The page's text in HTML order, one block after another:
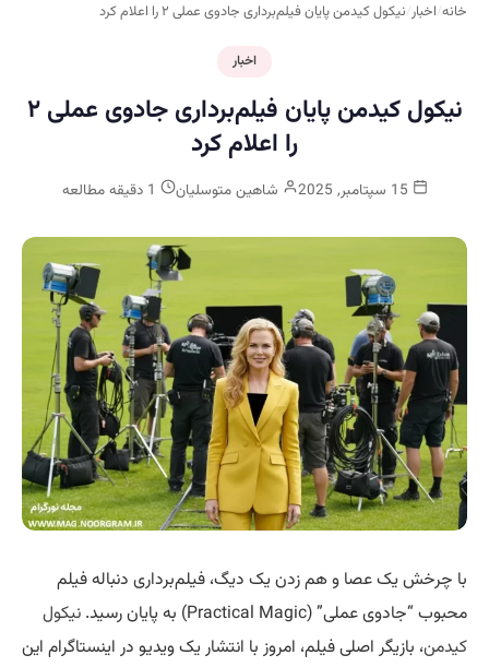
خانه/اخبار/نیکول کیدمن پایان فیلم‌برداری جادوی عملی ۲ را اعلام کرد
اخبار
نیکول کیدمن پایان فیلم‌برداری جادوی عملی ۲
را اعلام کرد
شاهین متوسلیان
با چرخش یک عصا و هم زدن یک دیگ، فیلم‌برداری دنباله فیلم
محبوب “جادوی عملی” (Practical Magic) به پایان رسید.
نیکول
کیدمن، بازیگر اصلی فیلم، امروز با انتشار یک ویدیو در اینستاگرام این